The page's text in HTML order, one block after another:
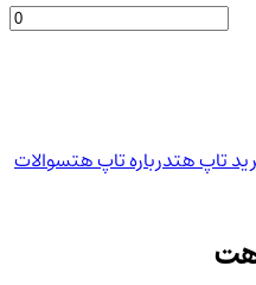
تاپ هتدرباره تاپ هتسوالات